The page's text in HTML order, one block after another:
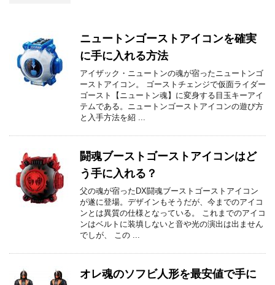
ニュートンゴーストアイコンを確実
に手に入れる方法
アイザック・ニュートンの魂が宿ったニュートンゴ
ーストアイコン。 ゴーストチェンジで仮面ライダー
ゴースト【ニュートン魂】に変身する目玉キーアイ
テムである。ニュートンゴーストアイコンの遊び方
と入手方法を紹 ...
闘魂ブーストゴーストアイコンはど
う手に入れる？
父の魂が宿ったDX闘魂ブーストゴーストアイコン
が遂に登場。デザインもそうだが、今までのアイコ
ンとは異質の仕様となっている。 これまでのアイコ
ンはベルトに装填しないと音や光の演出は出ません
でしが、 この ...
オレ魂のソフビ人形を最安値で手に